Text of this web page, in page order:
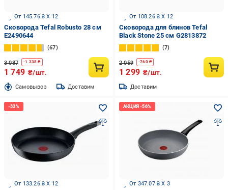
От 145.76 ₴ X 12
Сковорода Tefal Robusto 28 см
E2490644
67
3 087 -1 338 ₴
1 749 ₴/шт.
Cамовывоз Доставим
От 108.26 ₴ X 12
Сковорода для блинов Tefal
Black Stone 25 см G2813872
7
2 059 -760₴
1 299 ₴/шт.
Доставим
От 133.26 ₴ X 12 От 347.07 ₴ X 3